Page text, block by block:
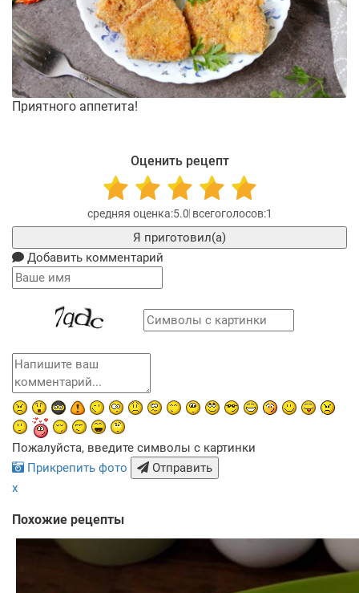
Приятного аппетита!
Оценить рецепт
5.0 1
Я приготовил(а)
Добавить комментарий
Пожалуйста, введите символы с картинки
Прикрепить фото
Отправить
x
Похожие рецепты